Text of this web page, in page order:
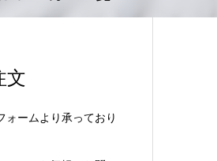
文
ォームより承っており